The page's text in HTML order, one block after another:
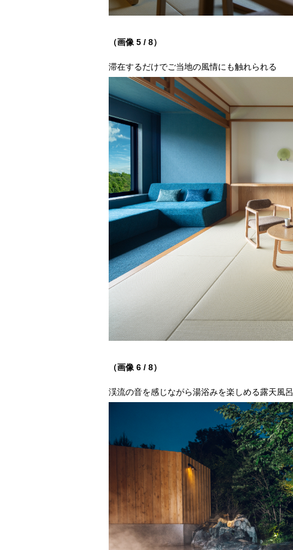
（画像 5 / 8）
滞在するだけでご当地の風情にも触れられる
（画像 6 / 8）
渓流の音を感じながら湯浴みを楽しめる露天風呂